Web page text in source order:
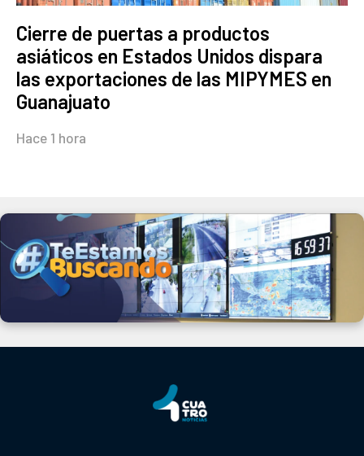
Cierre de puertas a productos
asiáticos en Estados Unidos dispara
las exportaciones de las MIPYMES en
Guanajuato
Hace 1 hora